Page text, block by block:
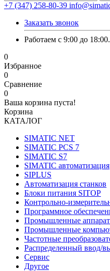
+7 (347) 258-80-39
Заказать звонок
Работаем с 9:00 до
0
Избранное
0
Сравнение
0
Ваша корзина пуста!
Корзина
КАТАЛОГ
SIMATIC NET
SIMATIC PCS 7
SIMATIC S7
SIMATIC автоматизация
SIPLUS
Автоматизация станков
Блоки питания SITOP
Контрольно-
Программное
Промышленные
Промышленные
Частотные
Распределенный ввод/
Сервис
Другое